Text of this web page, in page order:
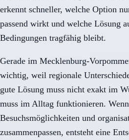
erkennt schneller, welche Option
passend wirkt und welche Lösung
Bedingungen tragfähig bleibt.
Gerade im Mecklenburg-
wichtig, weil regionale
gute Lösung muss nicht exakt im
muss im Alltag funktionieren.
Besuchsmöglichkeiten und
zusammenpassen, entsteht eine